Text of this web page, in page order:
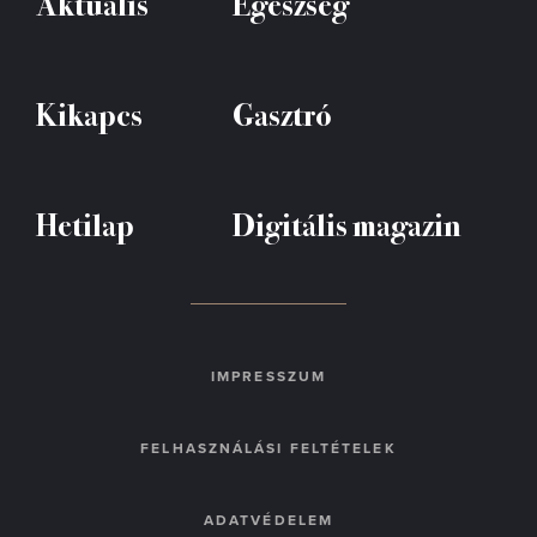
Kikapcs Gasztró
Hetilap Digitális magazin
IMPRESSZUM
FELHASZNÁLÁSI FELTÉTELEK
ADATVÉDELEM